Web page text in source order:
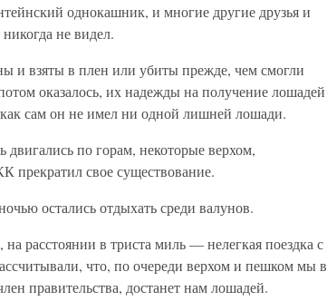
однокашник, и многие другие друзья и
не видел.
и взяты в плен или убиты прежде, чем смогли
оказалось, их надежды на получение лошадей
сам он не имел ни одной лишней лошади.
по горам, некоторые верхом,
прекратил свое существование.
остались отдыхать среди валунов.
расстоянии в триста миль — нелегкая поездка с
что, по очереди верхом и пешком мы в
правительства, достанет нам лошадей.